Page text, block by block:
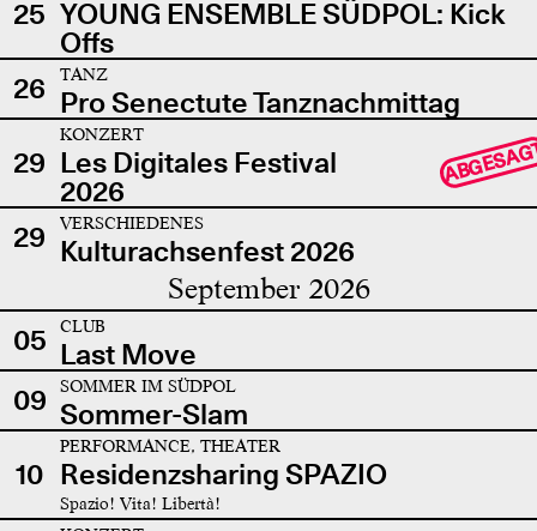
25 YOUNG ENSEMBLE SÜDPOL: Kick
Offs
26
TANZ
Pro Senectute Tanznachmittag
29
KONZERT
Les Digitales Festival
2026
29 VERSCHIEDENES
Kulturachsenfest 2026
September 2026
05 CLUB
Last Move
09
SOMMER IM SÜDPOL
Sommer-Slam
10
PERFORMANCE, THEATER
Residenzsharing SPAZIO
Spazio! Vita! Libertà!